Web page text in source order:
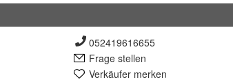
052419616655
Frage stellen
Verkäufer merken